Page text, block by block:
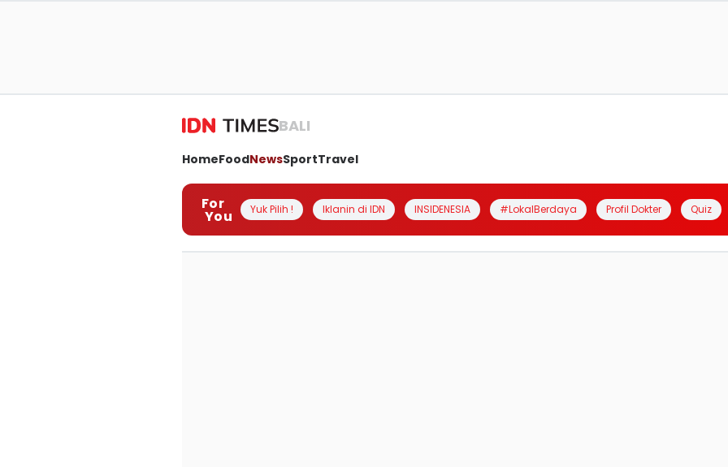
BALI
HomeFoodNewsSportTravel
For
You Yuk Pilih ! Iklanin di IDN INSIDENESIA #LokalBerdaya Profil Dokter Quiz